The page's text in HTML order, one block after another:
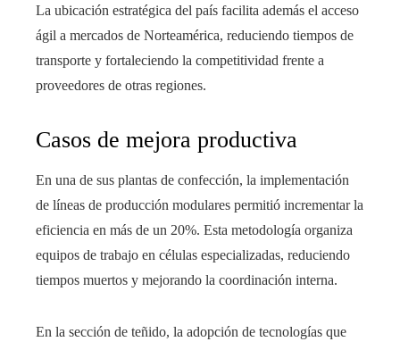
La ubicación estratégica del país facilita además el acceso
ágil a mercados de Norteamérica, reduciendo tiempos de
transporte y fortaleciendo la competitividad frente a
proveedores de otras regiones.
Casos de mejora productiva
En una de sus plantas de confección, la implementación
de líneas de producción modulares permitió incrementar la
eficiencia en más de un 20%. Esta metodología organiza
equipos de trabajo en células especializadas, reduciendo
tiempos muertos y mejorando la coordinación interna.
En la sección de teñido, la adopción de tecnologías que